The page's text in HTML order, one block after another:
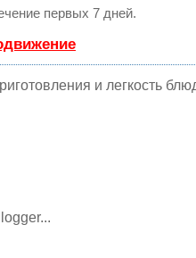
первых 7 дней.
и легкость